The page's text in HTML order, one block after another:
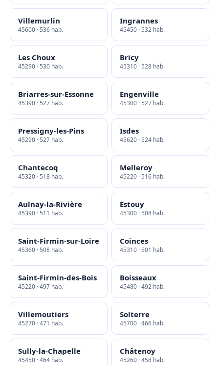
Villemurlin
45600 · 536 hab.
Ingrannes
45450 · 532 hab.
Les Choux
45290 · 530 hab.
Bricy
45310 · 528 hab.
Briarres-sur-Essonne
45390 · 527 hab.
Engenville
45300 · 527 hab.
Pressigny-les-Pins
45290 · 527 hab.
Isdes
45620 · 524 hab.
Chantecoq
45320 · 518 hab.
Melleroy
45220 · 516 hab.
Aulnay-la-Rivière
45390 · 511 hab.
Estouy
45300 · 508 hab.
Saint-Firmin-sur-Loire
45360 · 508 hab.
Coinces
45310 · 501 hab.
Saint-Firmin-des-Bois
45220 · 497 hab.
Boisseaux
45480 · 492 hab.
Villemoutiers
45270 · 471 hab.
Solterre
45700 · 466 hab.
Sully-la-Chapelle
45450 · 464 hab.
Châtenoy
45260 · 458 hab.